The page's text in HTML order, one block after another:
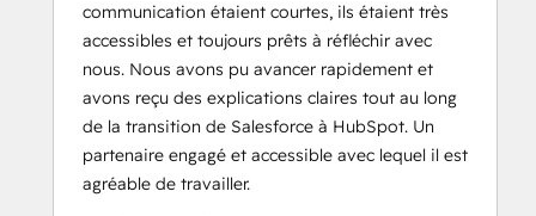
communication étaient courtes, ils étaient très
accessibles et toujours prêts à réfléchir avec
nous. Nous avons pu avancer rapidement et
avons reçu des explications claires tout au long
de la transition de Salesforce à HubSpot. Un
partenaire engagé et accessible avec lequel il est
agréable de travailler.